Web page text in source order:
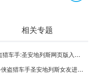
相关专题
侠盗猎车手:圣安地列斯网页版在线玩-侠盗猎车手:圣安地列斯网页版入口-华军软件园
侠盗猎车手圣安地列斯怎么让女友进家？-侠盗猎车手圣安地列斯女友进家的方法